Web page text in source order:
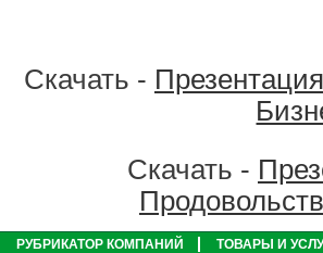
Скачать -
Скачать -
РУБРИКАТОР КОМПАНИЙ ТОВАРЫ И